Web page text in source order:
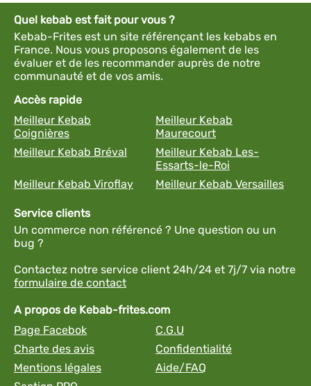
Quel kebab est fait pour vous ?
Kebab-Frites est un site référençant les kebabs en
France. Nous vous proposons également de les
évaluer et de les recommander auprès de notre
communauté et de vos amis.
Accès rapide
Meilleur Kebab
Coignières
Meilleur Kebab
Maurecourt
Meilleur Kebab Bréval
Meilleur Kebab Les-
Essarts-le-Roi
Meilleur Kebab Viroflay
Meilleur Kebab Versailles
Service clients
Un commerce non référencé ? Une question ou un
bug ?
Contactez notre service client 24h/24 et 7j/7 via notre
formulaire de contact
A propos de Kebab-frites.com
Page Facebok
C.G.U
Charte des avis
Confidentialité
Mentions légales
Aide/FAQ